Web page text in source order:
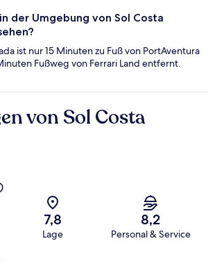
der Umgebung von Sol Costa
ist nur 15 Minuten zu Fuß von PortAventura
Fußweg von Ferrari Land entfernt.
von Sol Costa
7,8
Lage
8,2
Personal & Service